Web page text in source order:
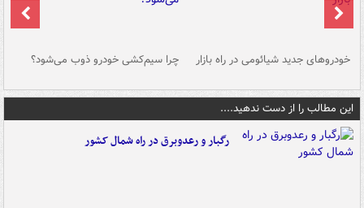
خودروهای جدید شیائومی در راه بازار چرا سیم‌کشی خودرو ذوب می‌شود؟
این مطالب را از دست ندهید....
رگبار و رعدوبرق در راه شمال کشور